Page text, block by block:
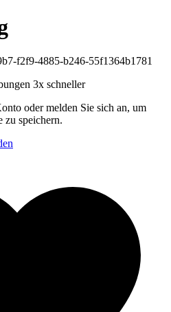
f2f9-4885-b246-55f1364b1781
3x schneller
oder melden Sie sich an, um
zu speichern.